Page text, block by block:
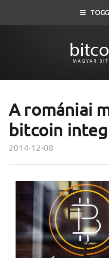
A romániai
bitcoin
2014-12-08